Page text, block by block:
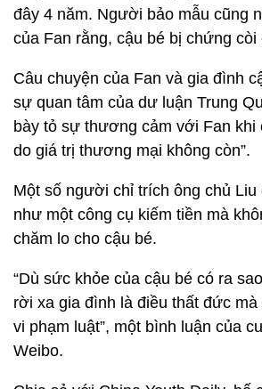
đây 4 năm. Người bảo mẫu cũng
của Fan rằng, cậu bé bị chứng còi
Câu chuyện của Fan và gia đình
sự quan tâm của dư luận Trung
bày tỏ sự thương cảm với Fan khi
do giá trị thương mại không còn”.
Một số người chỉ trích ông chủ Liu
như một công cụ kiếm tiền mà
chăm lo cho cậu bé.
“Dù sức khỏe của cậu bé có ra
rời xa gia đình là điều thất đức
vi phạm luật”, một bình luận của
Weibo.